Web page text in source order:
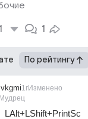
1 1
По рейтингу
Мудрец
1гИзменено
LAlt+LShift+PrintSc